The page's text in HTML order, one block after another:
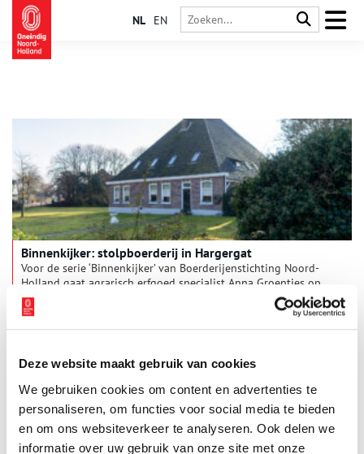
Deze website maakt gebruik van cookies
We gebruiken cookies om content en advertenties te
personaliseren, om functies voor social media te bieden
en om ons websiteverkeer te analyseren. Ook delen we
informatie over uw gebruik van onze site met onze
NL EN
Binnenkijker: stolpboerderij in Hargergat
Voor de serie ‘Binnenkijker’ van Boerderijenstichting Noord-
Holland gaat agrarisch erfgoed specialist Anna Groentjes op
bezoek bij bijzondere stolpboerderijen. Trotse eigenaren
vertellen haar alles over de geschiedenis en het interieur van
de stolp. De interieurs verschillen nog meer van elkaar dan de
het toepassen van nieuwe functies, op basis van de
oorspronkelijke indeling. Deze keer reist Anna af naar een
stolpboerderij in Hargergat.